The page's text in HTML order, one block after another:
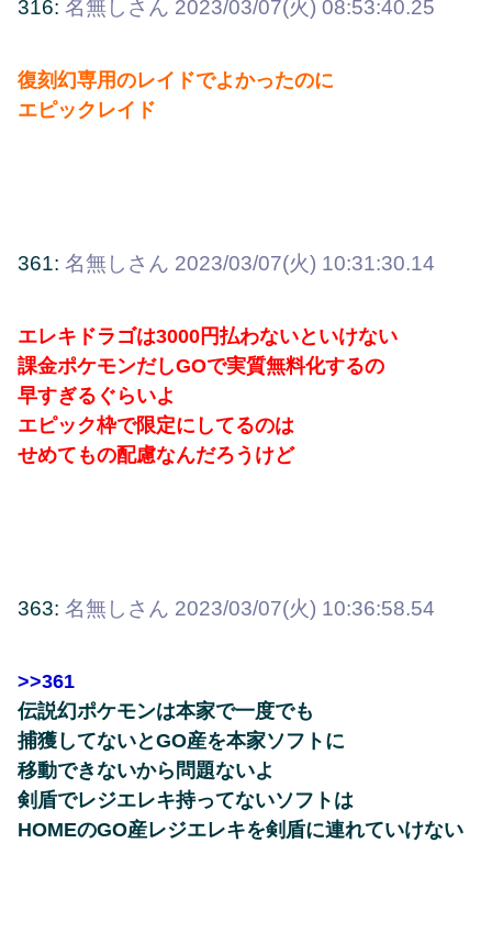
316: 名無しさん 2023/03/07(火) 08:53:40.25
復刻幻専用のレイドでよかったのに
エピックレイド
361: 名無しさん 2023/03/07(火) 10:31:30.14
エレキドラゴは3000円払わないといけない
課金ポケモンだしGOで実質無料化するの
早すぎるぐらいよ
エピック枠で限定にしてるのは
せめてもの配慮なんだろうけど
363: 名無しさん 2023/03/07(火) 10:36:58.54
>>361
伝説幻ポケモンは本家で一度でも
捕獲してないとGO産を本家ソフトに
移動できないから問題ないよ
剣盾でレジエレキ持ってないソフトは
HOMEのGO産レジエレキを剣盾に連れていけない